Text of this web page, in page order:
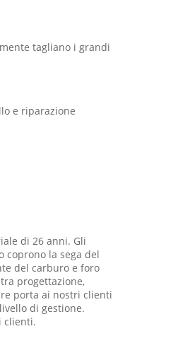
tagliano i grandi
e riparazione
di 26 anni. Gli
coprono la sega del
del carburo e foro
progettazione,
porta ai nostri clienti
di gestione.
clienti.